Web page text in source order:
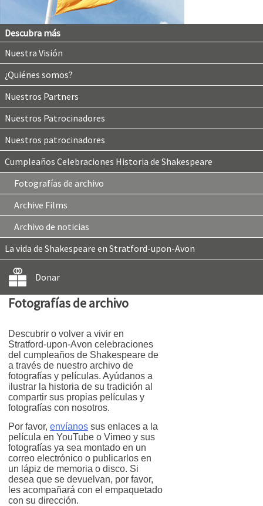
Descubra más
Nuestra Visión
¿Quiénes somos?
Nuestros Partners
Nuestros Patrocinadores
Nuestros patrocinadores
Cumpleaños Celebraciones Historia de Shakespeare
Fotografías de archivo
Archive Films
Archivo de noticias
La vida de Shakespeare en Stratford-upon-Avon
Donar
Fotografías de archivo
Descubrir o volver a vivir en
Stratford-upon-Avon celebraciones
del cumpleaños de Shakespeare de
a través de nuestro archivo de
fotografías y películas. Ayúdanos a
ilustrar la historia de su tradición al
compartir sus propias películas y
fotografías con nosotros.
Por favor, envíanos sus enlaces a la
película en YouTube o Vimeo y sus
fotografías ya sea montado en un
correo electrónico o publicarlos en
un lápiz de memoria o disco. Si
desea que se devuelvan, por favor,
les acompañará con el empaquetado
con su dirección.